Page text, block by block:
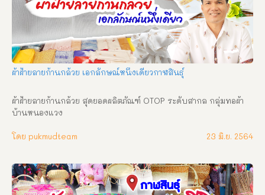
ผ้าฝ้ายลายก้านกล้วย เอกลักษณ์หนึ่งเดียวกาฬสินธุ์
ผ้าฝ้ายลายก้านกล้วย สุดยอดผลิตภัณฑ์ OTOP ระดับสากล กลุ่มทอผ้า
บ้านหนองแวง
โดย pukmudteam 23 มิ.ย. 2564